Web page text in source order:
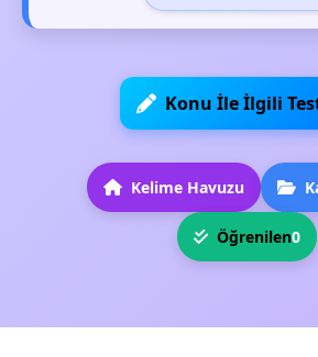
Konu İle İlgili
Kelime Havuzu
Öğrenilen0